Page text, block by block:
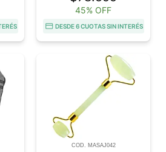
45% OFF
DESDE 6 CUOTAS SIN INTERÉS
COD. MASAJ042